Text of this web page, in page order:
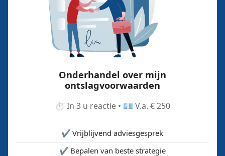
Onderhandel over mijn
ontslagvoorwaarden
⏱️ In 3 u reactie • 💶 V.a. € 250
✔️ Vrijblijvend adviesgesprek
✔️ Bepalen van beste strategie